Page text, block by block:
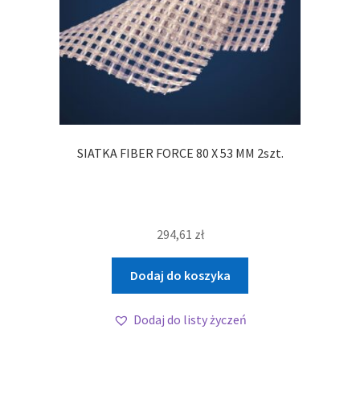
SIATKA FIBER FORCE 80 X 53 MM 2szt.
294,61 zł
Dodaj do koszyka
Dodaj do listy życzeń